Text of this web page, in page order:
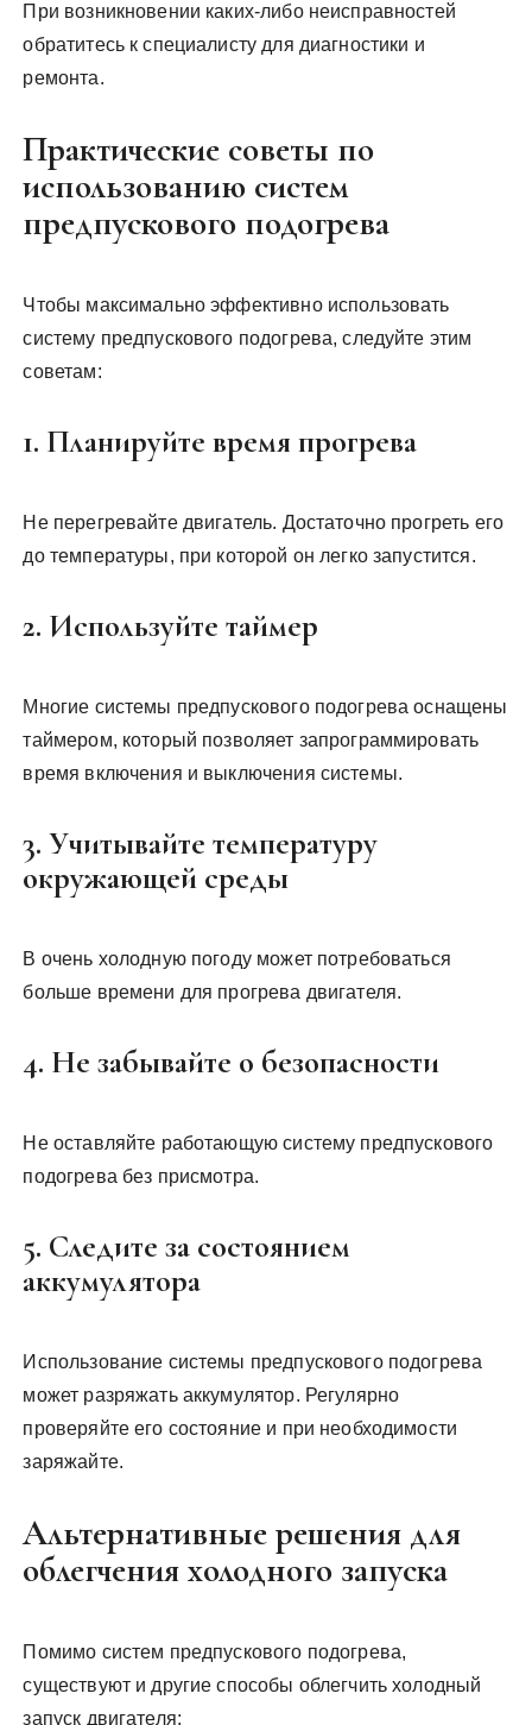
При возникновении каких-либо неисправностей
обратитесь к специалисту для диагностики и
ремонта.
Практические советы по
использованию систем
предпускового подогрева
Чтобы максимально эффективно использовать
систему предпускового подогрева, следуйте этим
советам:
1. Планируйте время прогрева
Не перегревайте двигатель. Достаточно прогреть его
до температуры, при которой он легко запустится.
2. Используйте таймер
Многие системы предпускового подогрева оснащены
таймером, который позволяет запрограммировать
время включения и выключения системы.
3. Учитывайте температуру
окружающей среды
В очень холодную погоду может потребоваться
больше времени для прогрева двигателя.
4. Не забывайте о безопасности
Не оставляйте работающую систему предпускового
подогрева без присмотра.
5. Следите за состоянием
аккумулятора
Использование системы предпускового подогрева
может разряжать аккумулятор. Регулярно
проверяйте его состояние и при необходимости
заряжайте.
Альтернативные решения для
облегчения холодного запуска
Помимо систем предпускового подогрева,
существуют и другие способы облегчить холодный
запуск двигателя: